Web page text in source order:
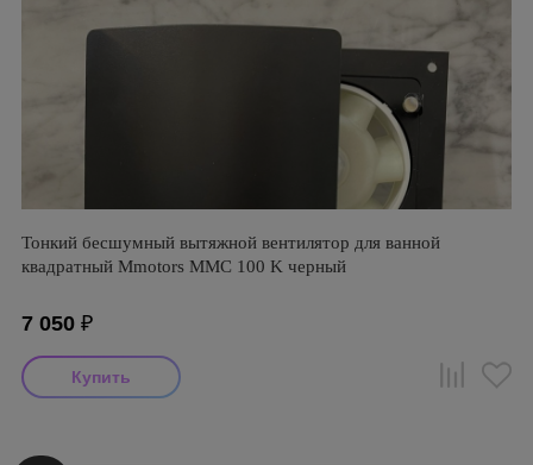
Тонкий бесшумный вытяжной вентилятор для ванной
квадратный Mmotors ММC 100 K черный
7 050 ₽